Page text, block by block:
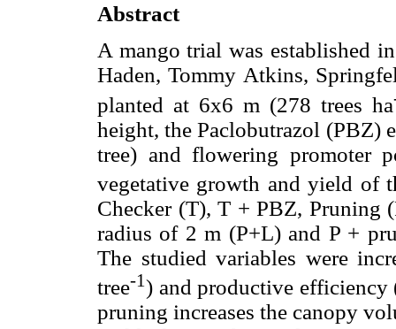
Abstract
A mango trial was established
Haden, Tommy Atkins,
planted at 6x6 m (278 trees ha
height, the Paclobutrazol (PBZ)
tree) and flowering promoter
vegetative growth and yield of
Checker (T), T + PBZ, Pruning
radius of 2 m (P+L) and P +
The studied variables were
tree-1) and productive efficiency
pruning increases the canopy